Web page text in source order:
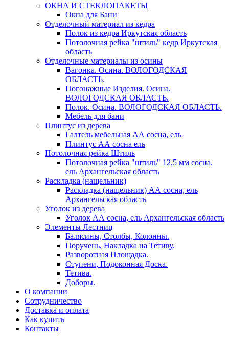
ОКНА И СТЕКЛОПАКЕТЫ
Окна для Бани
Отделочный материал из кедра
Полок из кедра Иркутская область
Потолочная рейка "штиль" кедр Иркутская
область
Отделочные материалы из осины
Вагонка. Осина. ВОЛОГОДСКАЯ
ОБЛАСТЬ.
Погонажные Изделия. Осина.
ВОЛОГОДСКАЯ ОБЛАСТЬ.
Полок. Осина. ВОЛОГОДСКАЯ ОБЛАСТЬ.
Мебель для бани
Плинтус из дерева
Галтель мебельная АА сосна, ель
Плинтус АА сосна ель
Потолочная рейка Штиль
Потолочная рейка "штиль" 12,5 мм сосна,
ель Архангельская область
Раскладка (нащельник)
Раскладка (нащельник) АА сосна, ель
Архангельская область
Уголок из дерева
Уголок АА сосна, ель Архангельская область
Элементы Лестниц
Балясины, Столбы, Колонны.
Поручень, Накладка на Тетиву.
Разворотная Площадка.
Ступени, Подоконная Доска.
Тетива.
Доборы.
О компании
Сотрудничество
Доставка и оплата
Как купить
Контакты